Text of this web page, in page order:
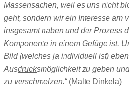
Massensachen, weil es uns nicht
geht, sondern wir ein Interesse am
insgesamt haben und der Prozess
Komponente in einem Gefüge ist.
Bild (welches ja individuell ist)
Ausdrucksmöglichkeit zu geben
zu verschmelzen.“ (Malte Dinkela)